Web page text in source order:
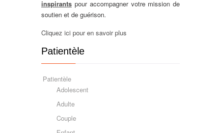
inspirants pour accompagner votre mission de
soutien et de guérison.
Cliquez ici pour en savoir plus
Patientèle
Patientèle
Adolescent
Adulte
Couple